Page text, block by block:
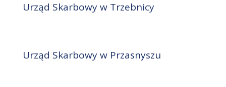
Urząd Skarbowy w Trzebnicy
Urząd Skarbowy w Przasnyszu